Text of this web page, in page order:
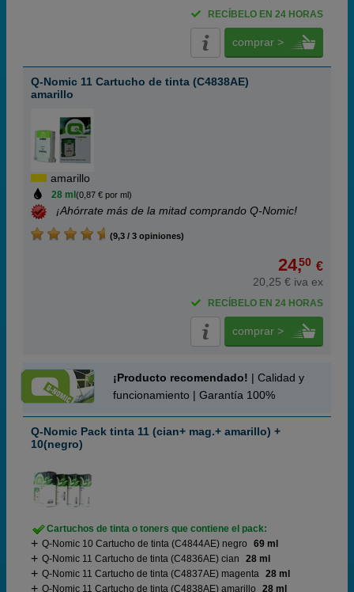
RECÍBELO EN 24 HORAS
comprar >
Q-Nomic 11 Cartucho de tinta (C4838AE)
amarillo
amarillo
28 ml (0,87 € por ml)
¡Ahórrate más de la mitad comprando Q-Nomic!
(9,3 / 3 opiniones)
24,50 €
20,25 € iva ex
RECÍBELO EN 24 HORAS
comprar >
¡Producto recomendado! | Calidad y
funcionamiento | Garantía 100%
Q-Nomic Pack tinta 11 (cian+ mag.+ amarillo) +
10(negro)
Cartuchos de tinta o toners que contiene el pack:
Q-Nomic 10 Cartucho de tinta (C4844AE) negro
69 ml
Q-Nomic 11 Cartucho de tinta (C4836AE) cian
28 ml
Q-Nomic 11 Cartucho de tinta (C4837AE) magenta 28 ml
Q-Nomic 11 Cartucho de tinta (C4838AE) amarillo
28 ml